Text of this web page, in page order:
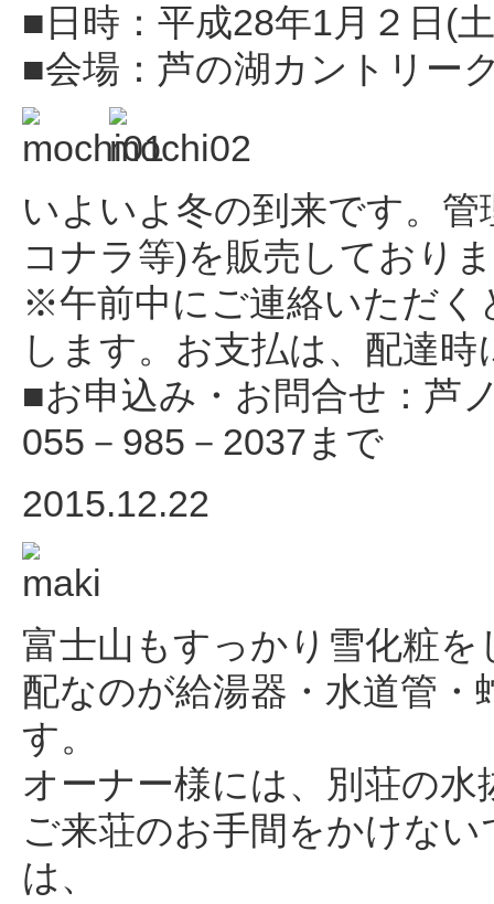
■日時：平成28年1月２日(
■会場：芦の湖カントリ
いよいよ冬の到来です。
コナラ等)を販売しており
※午前中にご連絡いただく
します。お支払は、配達
■お申込み・お問合せ：芦
055－985－2037まで
2015.12.22
富士山もすっかり雪化粧
配なのが給湯器・水道管
す。
オーナー様には、別荘の
ご来荘のお手間をかけな
は、